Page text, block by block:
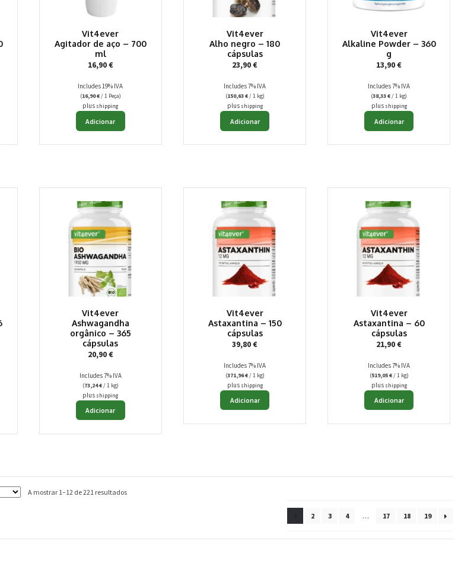
Vit4ever
Agitador de aço – 700
ml
16,90€
Includes 19% IVA
(16,90€/ 1 Peça)
plus shipping
Adicionar
Vit4ever
Alho negro – 180
cápsulas
23,90€
Includes 7% IVA
(150,63€/ 1 kg)
plus shipping
Adicionar
Vit4ever
Alkaline Powder – 360
g
13,90€
Includes 7% IVA
(38,33€/ 1 kg)
plus shipping
Adicionar
Vit4ever
Ashwagandha
orgânico – 365
cápsulas
20,90€
Includes 7% IVA
(73,24€/ 1 kg)
plus shipping
Adicionar
Vit4ever
Astaxantina – 150
cápsulas
39,80€
Includes 7% IVA
(371,96€/ 1 kg)
plus shipping
Adicionar
Vit4ever
Astaxantina – 60
cápsulas
21,90€
Includes 7% IVA
(519,05€/ 1 kg)
plus shipping
Adicionar
A mostrar 1–12 de 221 resultados
2 3 4 … 17 18 19